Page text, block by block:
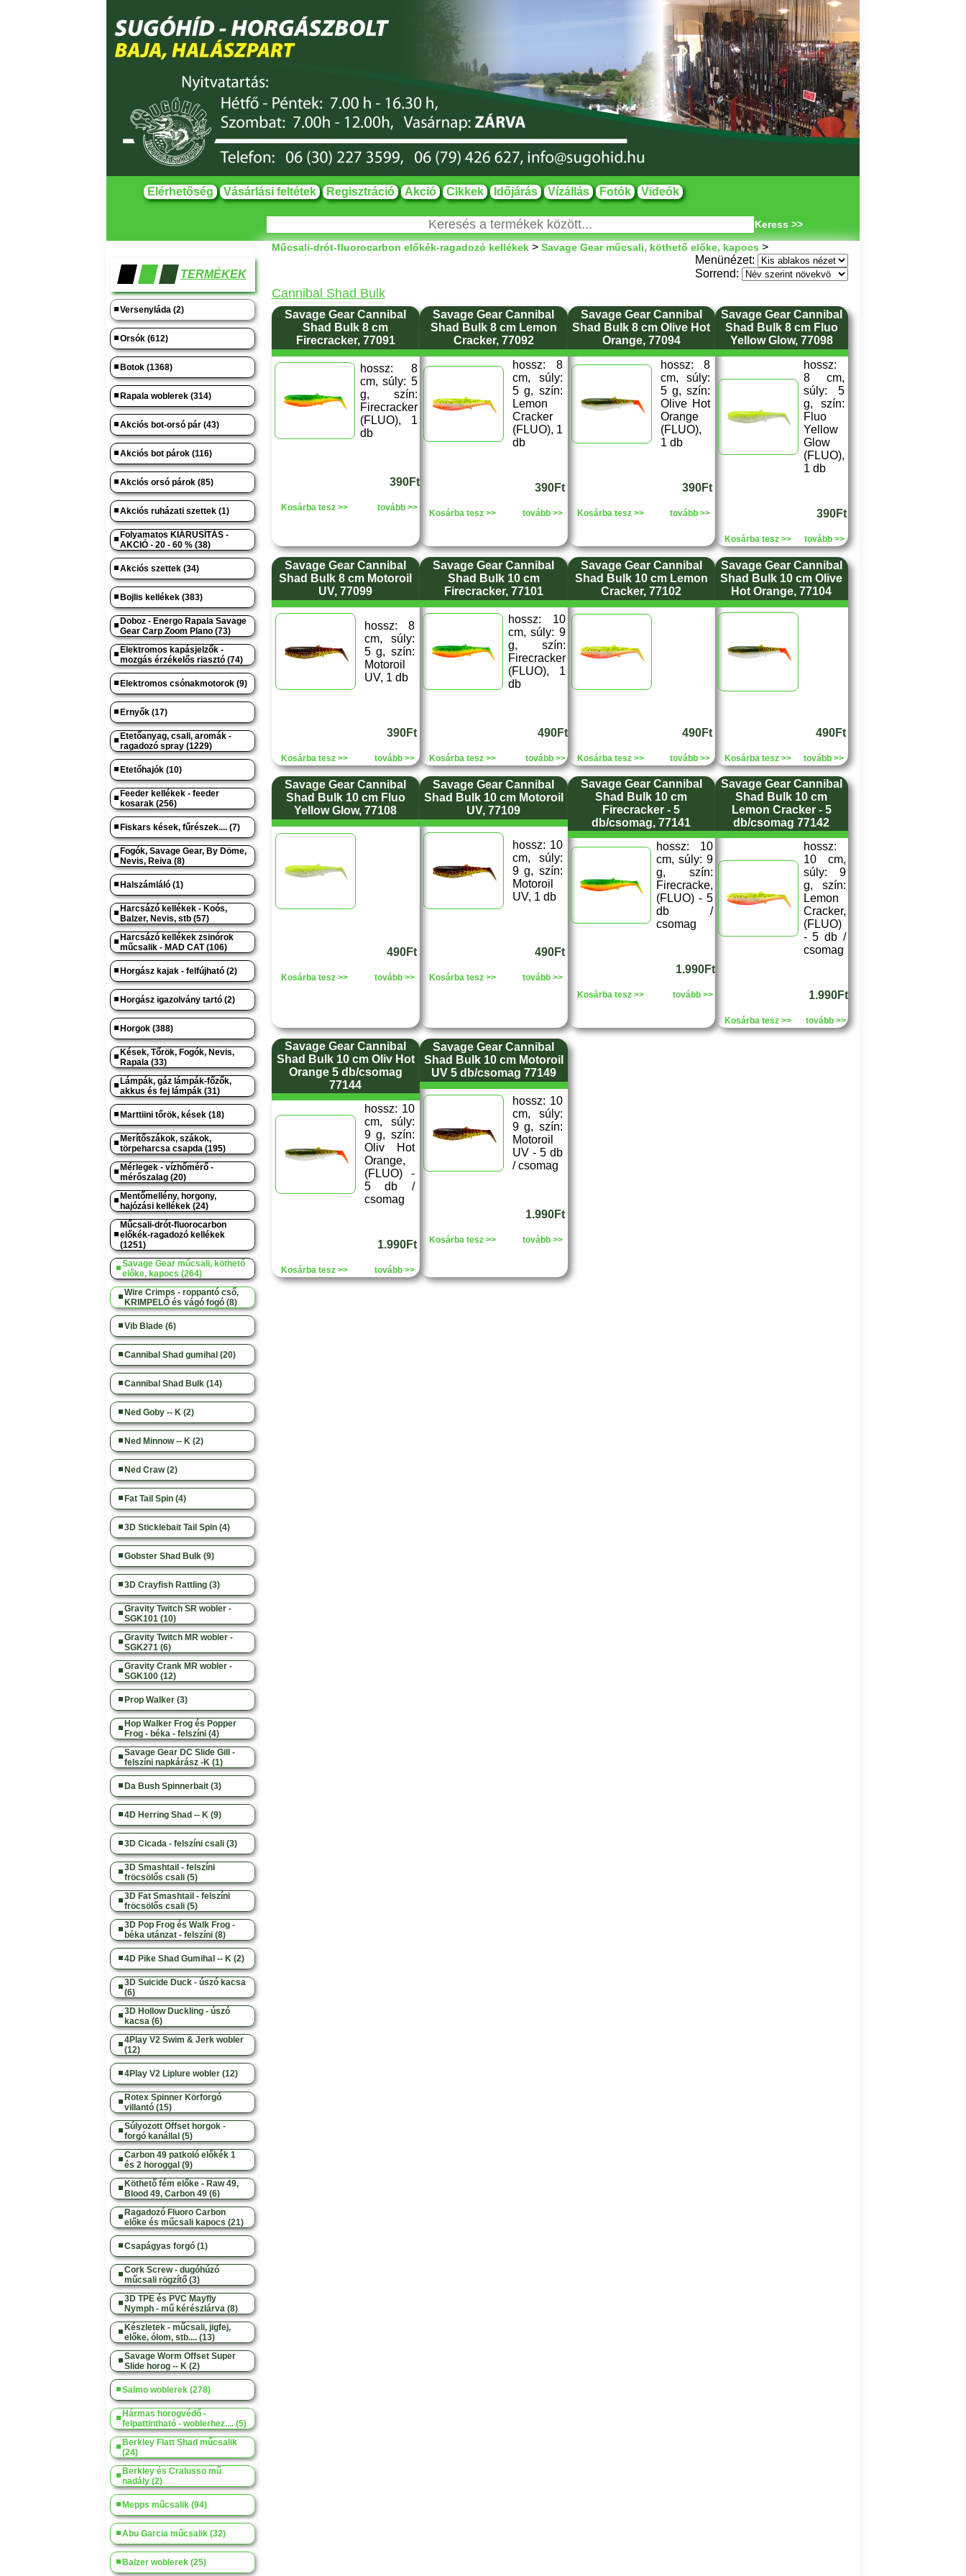
Elérhetőség Vásárlási feltétek Regisztráció Akció Cikkek Időjárás Vízállás Fotók Videók
Keress >>
TERMÉKEK
Versenyláda (2)
Orsók (612)
Botok (1368)
Rapala woblerek (314)
Akciós bot-orsó pár (43)
Akciós bot párok (116)
Akciós orsó párok (85)
Akciós ruházati szettek (1)
Folyamatos KIÁRUSÍTÁS -
AKCIÓ - 20 - 60 % (38)
Akciós szettek (34)
Bojlis kellékek (383)
Doboz - Energo Rapala Savage
Gear Carp Zoom Plano (73)
Elektromos kapásjelzők -
mozgás érzékelős riasztó (74)
Elektromos csónakmotorok (9)
Ernyők (17)
Etetőanyag, csali, aromák -
ragadozó spray (1229)
Etetőhajók (10)
Feeder kellékek - feeder
kosarak (256)
Fiskars kések, fűrészek.... (7)
Fogók, Savage Gear, By Döme,
Nevis, Reiva (8)
Halszámláló (1)
Harcsázó kellékek - Koós,
Balzer, Nevis, stb (57)
Harcsázó kellékek zsinórok
műcsalik - MAD CAT (106)
Horgász kajak - felfújható (2)
Horgász igazolvány tartó (2)
Horgok (388)
Kések, Tőrök, Fogók, Nevis,
Rapala (33)
Lámpák, gáz lámpák-főzők,
akkus és fej lámpák (31)
Marttiini tőrök, kések (18)
Merítőszákok, szákok,
törpeharcsa csapda (195)
Mérlegek - vízhőmérő -
mérőszalag (20)
Mentőmellény, horgony,
hajózási kellékek (24)
Műcsali-drót-fluorocarbon
előkék-ragadozó kellékek
(1251)
Savage Gear műcsali, köthető
előke, kapocs (264)
Wire Crimps - roppantó cső,
KRIMPELŐ és vágó fogó (8)
Vib Blade (6)
Cannibal Shad gumihal (20)
Cannibal Shad Bulk (14)
Ned Goby -- K (2)
Ned Minnow -- K (2)
Ned Craw (2)
Fat Tail Spin (4)
3D Sticklebait Tail Spin (4)
Gobster Shad Bulk (9)
3D Crayfish Rattling (3)
Gravity Twitch SR wobler -
SGK101 (10)
Gravity Twitch MR wobler -
SGK271 (6)
Gravity Crank MR wobler -
SGK100 (12)
Prop Walker (3)
Hop Walker Frog és Popper
Frog - béka - felszíni (4)
Savage Gear DC Slide Gill -
felszíni napkárász -K (1)
Da Bush Spinnerbait (3)
4D Herring Shad -- K (9)
3D Cicada - felszíni csali (3)
3D Smashtail - felszíni
fröcsölős csali (5)
3D Fat Smashtail - felszíni
fröcsölős csali (5)
3D Pop Frog és Walk Frog -
béka utánzat - felszíni (8)
4D Pike Shad Gumihal -- K (2)
3D Suicide Duck - úszó kacsa
(6)
3D Hollow Duckling - úszó
kacsa (6)
4Play V2 Swim & Jerk wobler
(12)
4Play V2 Liplure wobler (12)
Rotex Spinner Körforgó
villantó (15)
Súlyozott Offset horgok -
forgó kanállal (5)
Carbon 49 patkoló előkék 1
és 2 horoggal (9)
Köthető fém előke - Raw 49,
Blood 49, Carbon 49 (6)
Ragadozó Fluoro Carbon
előke és műcsali kapocs (21)
Csapágyas forgó (1)
Cork Screw - dugóhúzó
műcsali rögzítő (3)
3D TPE és PVC Mayfly
Nymph - mű kérészlárva (8)
Készletek - műcsali, jigfej,
előke, ólom, stb.... (13)
Savage Worm Offset Super
Slide horog -- K (2)
Salmo woblerek (278)
Hármas horogvédő -
felpattintható - woblerhez.... (5)
Berkley Flatt Shad műcsalik
(24)
Berkley és Cralusso mű
nadály (2)
Mepps műcsalik (94)
Abu Garcia műcsalik (32)
Balzer woblerek (25)
Műcsali-drót-fluorocarbon előkék-ragadozó kellékek> Savage Gear műcsali, köthető előke, kapocs >
Menünézet:
Sorrend:
Cannibal Shad Bulk
Savage Gear Cannibal
Shad Bulk 8 cm
Firecracker, 77091
hossz: 8
cm, súly: 5
g, szín:
Firecracker
(FLUO), 1
db
390Ft
Kosárba tesz >> tovább >>
Savage Gear Cannibal
Shad Bulk 8 cm Lemon
Cracker, 77092
hossz: 8
cm, súly:
5 g, szín:
Lemon
Cracker
(FLUO), 1
db
390Ft
Kosárba tesz >> tovább >>
Savage Gear Cannibal
Shad Bulk 8 cm Olive Hot
Orange, 77094
hossz: 8
cm, súly:
5 g, szín:
Olive Hot
Orange
(FLUO),
1 db
390Ft
Kosárba tesz >> tovább >>
Savage Gear Cannibal
Shad Bulk 8 cm Fluo
Yellow Glow, 77098
hossz:
8 cm,
súly: 5
g, szín:
Fluo
Yellow
Glow
(FLUO),
1 db
390Ft
Kosárba tesz >> tovább >>
Savage Gear Cannibal
Shad Bulk 8 cm Motoroil
UV, 77099
hossz: 8
cm, súly:
5 g, szín:
Motoroil
UV, 1 db
390Ft
Kosárba tesz >> tovább >>
Savage Gear Cannibal
Shad Bulk 10 cm
Firecracker, 77101
hossz: 10
cm, súly: 9
g, szín:
Firecracker
(FLUO), 1
db
490Ft
Kosárba tesz >> tovább >>
Savage Gear Cannibal
Shad Bulk 10 cm Lemon
Cracker, 77102
490Ft
Kosárba tesz >> tovább >>
Savage Gear Cannibal
Shad Bulk 10 cm Olive
Hot Orange, 77104
490Ft
Kosárba tesz >> tovább >>
Savage Gear Cannibal
Shad Bulk 10 cm Fluo
Yellow Glow, 77108
490Ft
Kosárba tesz >> tovább >>
Savage Gear Cannibal
Shad Bulk 10 cm Motoroil
UV, 77109
hossz: 10
cm, súly:
9 g, szín:
Motoroil
UV, 1 db
490Ft
Kosárba tesz >> tovább >>
Savage Gear Cannibal
Shad Bulk 10 cm
Firecracker - 5
db/csomag, 77141
hossz: 10
cm, súly: 9
g, szín:
Firecracke,
(FLUO) - 5
db /
csomag
1.990Ft
Kosárba tesz >> tovább >>
Savage Gear Cannibal
Shad Bulk 10 cm
Lemon Cracker - 5
db/csomag 77142
hossz:
10 cm,
súly: 9
g, szín:
Lemon
Cracker,
(FLUO)
- 5 db /
csomag
1.990Ft
Kosárba tesz >> tovább >>
Savage Gear Cannibal
Shad Bulk 10 cm Oliv Hot
Orange 5 db/csomag
77144
hossz: 10
cm, súly:
9 g, szín:
Oliv Hot
Orange,
(FLUO) -
5 db /
csomag
1.990Ft
Kosárba tesz >> tovább >>
Savage Gear Cannibal
Shad Bulk 10 cm Motoroil
UV 5 db/csomag 77149
hossz: 10
cm, súly:
9 g, szín:
Motoroil
UV - 5 db
/ csomag
1.990Ft
Kosárba tesz >> tovább >>